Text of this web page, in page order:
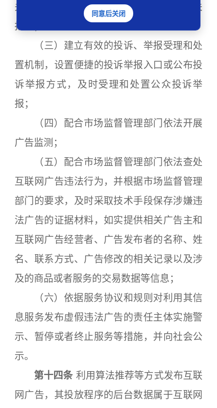
关记录，涉及违法犯罪的，及时向公安机关
报告；
（三）建立有效的投诉、举报受理和处
置机制，设置便捷的投诉举报入口或公布投
诉举报方式，及时受理和处置公众投诉举
报；
（四）配合市场监督管理部门依法开展
广告监测；
（五）配合市场监督管理部门依法查处
互联网广告违法行为，并根据市场监督管理
部门的要求，及时采取技术手段保存涉嫌违
法广告的证据材料，如实提供相关广告主和
互联网广告经营者、广告发布者的名称、姓
名、联系方式、广告修改的相关记录以及涉
及的商品或者服务的交易数据等信息；
（六）依据服务协议和规则对利用其信
息服务发布虚假违法广告的责任主体实施警
示、暂停或者终止服务等措施，并向社会公
示。
第十四条 利用算法推荐等方式发布互联
网广告，其投放程序的后台数据属于互联网
同意后关闭